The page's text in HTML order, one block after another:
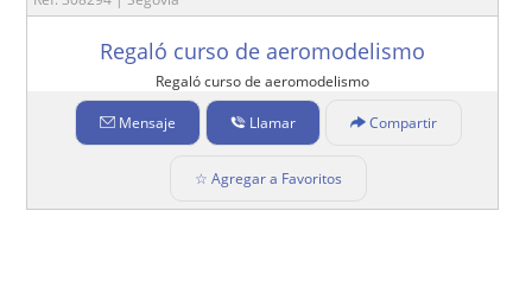
Regaló curso de aeromodelismo
Regaló curso de aeromodelismo
Mensaje Llamar Compartir
☆ Agregar a Favoritos